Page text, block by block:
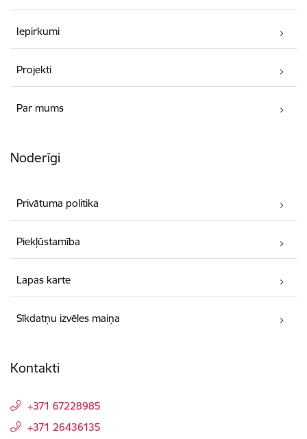
Iepirkumi
Projekti
Par mums
Noderīgi
Privātuma politika
Piekļūstamība
Lapas karte
Sīkdatņu izvēles maiņa
Kontakti
+371 67228985
+371 26436135